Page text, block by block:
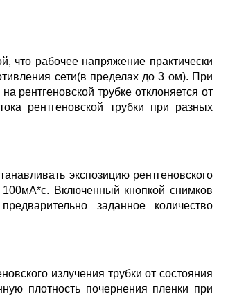
что рабочее напряжение практически
сети(в пределах до 3 ом). При
рентгеновской трубке отклоняется от
рентгеновской трубки при разных
экспозицию рентгеновского
Включенный кнопкой снимков
заданное количество
излучения трубки от состояния
плотность почернения пленки при